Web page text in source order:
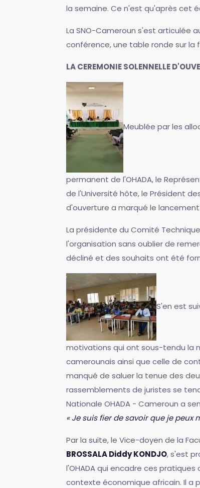
la semaine. Ce n'est qu'après cet
La SNO-Cameroun s'est articulée
conférence, une table ronde sur la
LA CEREMONIE SOLENNELLE
Meublée par les
permanent de l'OHADA, le
de l'Université hôte, le Président
d'ouverture a marqué le
La présidente du Comité
l'organisation sans oublier de
décliné et des souhaits ont été
S'en est
motivations qui ont sous-tendu la
camerounais ainsi que celle de
manqué de saluer la tenue des
rassemblements de juristes se
Nationale OHADA - Cameroun a
« Je suis fier de savoir que je
Par la suite, le Vice-doyen de la
BROSSALA Diddy KONDJO, s'est
l'OHADA qui encadre ces
contexte économique africain. Il a